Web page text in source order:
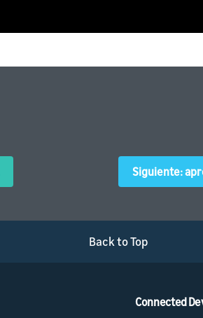
Siguiente:
Back to Top
Connected